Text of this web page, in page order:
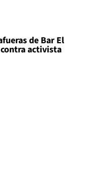
de Bar El
activista